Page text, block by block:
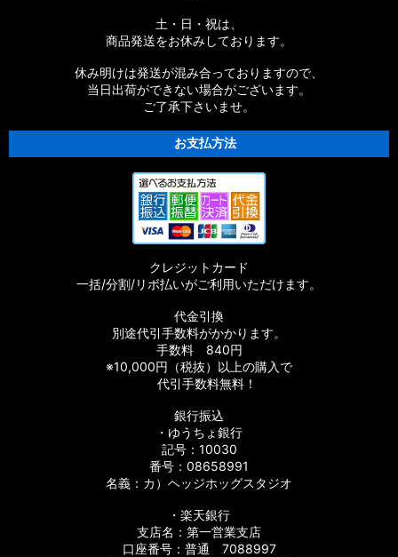
【シマノ】20ストラディックSW［STRADIC SW］対応 カスタ
【シマノ】18ストラディックSW［STRADIC SW］対応 カスタ
【シマノ】15-16ストラディック［STRADIC］対応 カスタムパ
【シマノ】17サステイン［SUSTAIN］対応 カスタムパーツ
【シマノ】11バイオマスター［BIOMASTER］対応 カスタムパ
【シマノ】08バイオマスター［BIOMASTER］対応 カスタムパ
【シマノ】06バイオマスターMg［BIOMASTER Mg］対応 カ
【シマノ】13-16バイオマスターSW［BIOMASTER SW］対応
【シマノ】10バイオマスターSW［BIOMASTER SW］対応 カ
【シマノ】19スフェロスSW［SPHEROS SW］対応 カスタム
土・日・祝は、
商品発送をお休みしております。
休み明けは発送が混み合っておりますので、
当日出荷ができない場合がございます。
ご了承下さいませ。
お支払方法
クレジットカード
一括/分割/リボ払いがご利用いただけます。
代金引換
別途代引手数料がかかります。
手数料 840円
※10,000円（税抜）以上の購入で
代引手数料無料！
銀行振込
・ゆうちょ銀行
記号：10030
番号：08658991
名義：カ）ヘッジホッグスタジオ
・楽天銀行
支店名：第一営業支店
口座番号：普通 7088997